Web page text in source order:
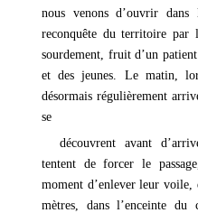
nous venons d’ouvrir
reconquête du territoire par
sourdement, fruit d’un
et des jeunes. Le matin,
désormais régulièrement
se
découvrent avant
tentent de forcer le
moment d’enlever leur voile,
mètres, dans l’enceinte